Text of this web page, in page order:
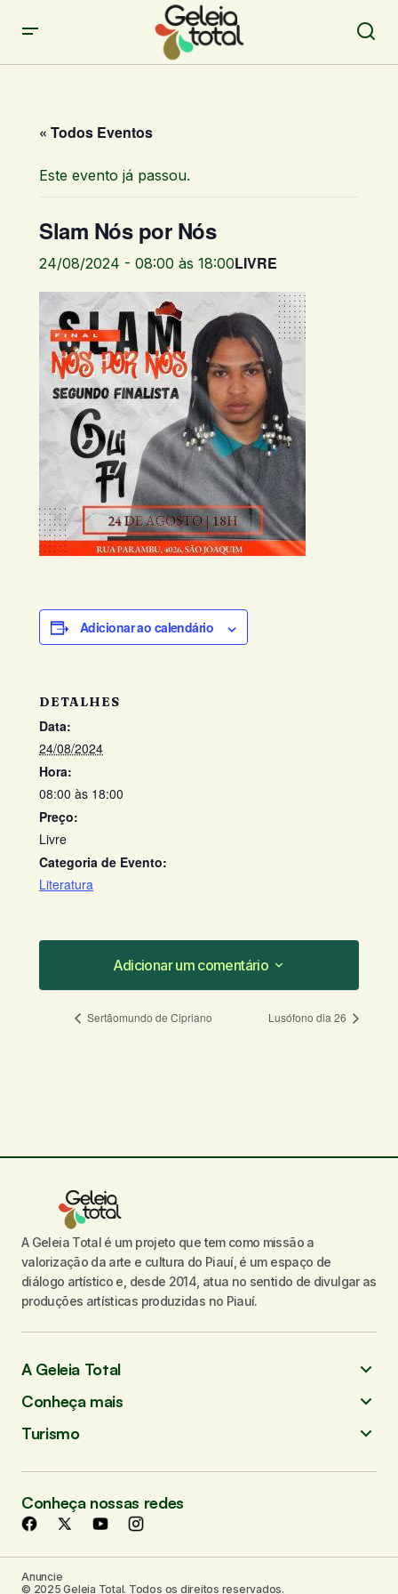
« Todos Eventos
Este evento já passou.
Slam Nós por Nós
24/08/2024 - 08:00 às 18:00LIVRE
Adicionar ao calendário
DETALHES
Data:
24/08/2024
Hora:
08:00 às 18:00
Preço:
Livre
Categoria de Evento:
Literatura
Adicionar um comentário
Adicionar um comentário
Seu nome *
Enviar comentário
Sertãomundo de Cipriano Lusófono dia 26
A Geleia Total é um projeto que tem como missão a
valorização da arte e cultura do Piauí, é um espaço de
diálogo artístico e, desde 2014, atua no sentido de divulgar as
produções artísticas produzidas no Piauí.
A Geleia Total
Conheça mais
Turismo
Conheça nossas redes
Anuncie
© 2025 Geleia Total. Todos os direitos reservados.